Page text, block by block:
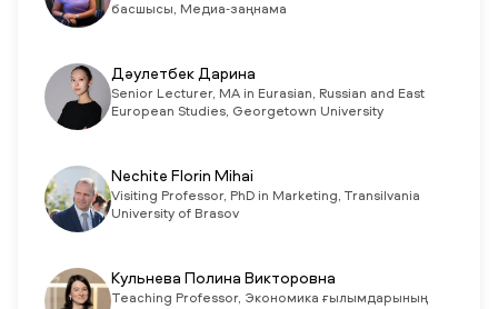
басшысы, Медиа-заңнама
Дәулетбек Дарина
Senior Lecturer, MA in Eurasian, Russian and East
European Studies, Georgetown University
Nechite Florin Mihai
Visiting Professor, PhD in Marketing, Transilvania
University of Brasov
Кульнева Полина Викторовна
Teaching Professor, Экономика ғылымдарының